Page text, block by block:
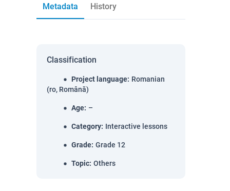
Metadata History
Classification
Project language: Romanian
(ro, Română)
Age: –
Category: Interactive lessons
Grade: Grade 12
Topic: Others